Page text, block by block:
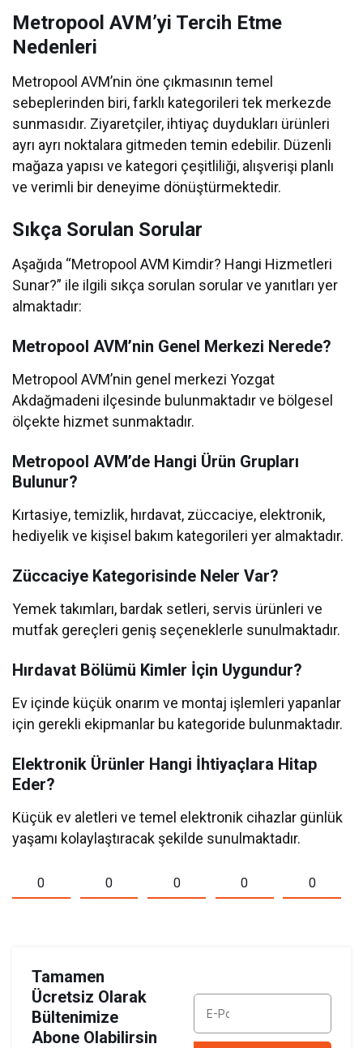
Metropool AVM’yi Tercih Etme
Nedenleri
Metropool AVM’nin öne çıkmasının temel
sebeplerinden biri, farklı kategorileri tek merkezde
sunmasıdır. Ziyaretçiler, ihtiyaç duydukları ürünleri
ayrı ayrı noktalara gitmeden temin edebilir. Düzenli
mağaza yapısı ve kategori çeşitliliği, alışverişi planlı
ve verimli bir deneyime dönüştürmektedir.
Sıkça Sorulan Sorular
Aşağıda “Metropool AVM Kimdir? Hangi Hizmetleri
Sunar?” ile ilgili sıkça sorulan sorular ve yanıtları yer
almaktadır:
Metropool AVM’nin Genel Merkezi Nerede?
Metropool AVM’nin genel merkezi Yozgat
Akdağmadeni ilçesinde bulunmaktadır ve bölgesel
ölçekte hizmet sunmaktadır.
Metropool AVM’de Hangi Ürün Grupları
Bulunur?
Kırtasiye, temizlik, hırdavat, züccaciye, elektronik,
hediyelik ve kişisel bakım kategorileri yer almaktadır.
Züccaciye Kategorisinde Neler Var?
Yemek takımları, bardak setleri, servis ürünleri ve
mutfak gereçleri geniş seçeneklerle sunulmaktadır.
Hırdavat Bölümü Kimler İçin Uygundur?
Ev içinde küçük onarım ve montaj işlemleri yapanlar
için gerekli ekipmanlar bu kategoride bulunmaktadır.
Elektronik Ürünler Hangi İhtiyaçlara Hitap
Eder?
Küçük ev aletleri ve temel elektronik cihazlar günlük
yaşamı kolaylaştıracak şekilde sunulmaktadır.
0 0 0 0 0
Tamamen
Ücretsiz Olarak
Bültenimize
Abone Olabilirsin